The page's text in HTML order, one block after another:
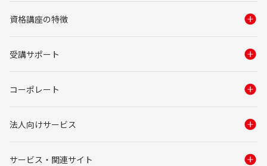
資格講座の特徴
受講サポート
コーポレート
法人向けサービス
サービス・関連サイト